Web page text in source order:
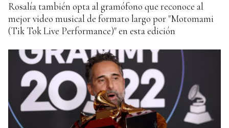
Rosalía también opta al gramófono que reconoce al
mejor video musical de formato largo por "Motomami
(Tik Tok Live Performance)" en esta edición